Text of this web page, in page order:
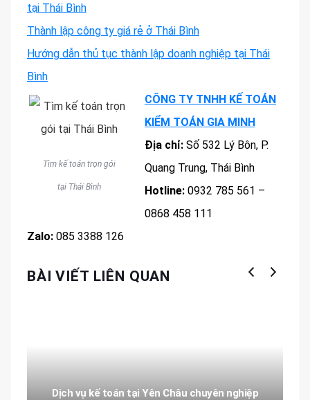
tại Thái Bình
Thành lập công ty giá rẻ ở Thái Bình
Hướng dẫn thủ tục thành lập doanh nghiệp tại Thái
Bình
Tìm kế toán trọn gói
tại Thái Bình
CÔNG TY TNHH KẾ TOÁN
KIỂM TOÁN GIA MINH
Địa chỉ: Số 532 Lý Bôn, P.
Quang Trung, Thái Bình
Hotline: 0932 785 561 –
0868 458 111
Zalo: 085 3388 126
BÀI VIẾT LIÊN QUAN
Dịch vụ kế toán tại Yên Châu chuyên nghiệp